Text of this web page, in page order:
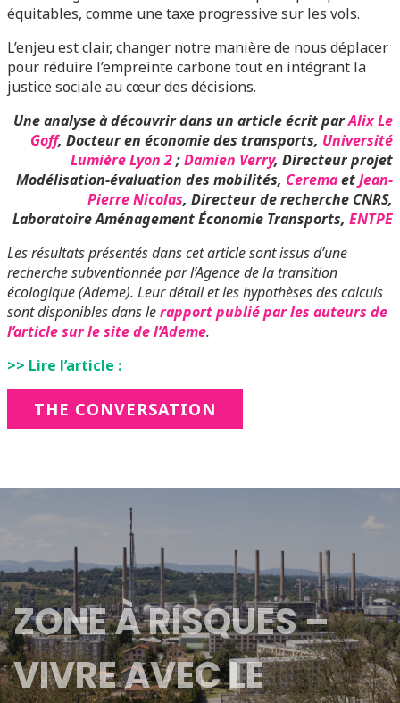
équitables, comme une taxe progressive sur les vols.
L’enjeu est clair, changer notre manière de nous déplacer
pour réduire l’empreinte carbone tout en intégrant la
justice sociale au cœur des décisions.
Une analyse à découvrir dans un article écrit parAlix Le
Goff, Docteur en économie des transports, Université
Lumière Lyon 2;Damien Verry, Directeur projet
Modélisation-évaluation des mobilités, CeremaetJean-
Pierre Nicolas, Directeur de recherche CNRS,
Laboratoire Aménagement Économie Transports, ENTPE
Les résultats présentés dans cet article sont issus d’une
recherche subventionnée par l’Agence de la transition
écologique (Ademe). Leur détail et les hypothèses des calculs
sont disponibles dans lerapport publié par les auteurs de
l’article sur le site de l’Ademe.
>> Lire l’article :
THE CONVERSATION
ZONE À RISQUES –
VIVRE AVEC LE